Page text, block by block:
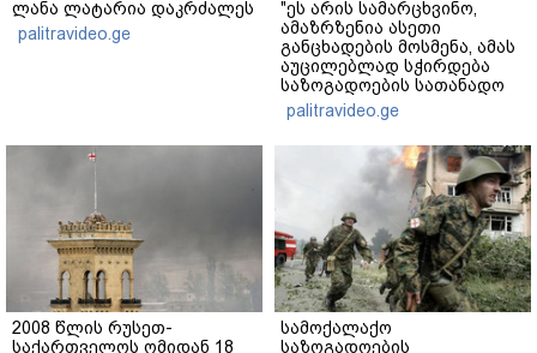
ლანა ლატარია დაკრძალეს
palitravideo.ge
"ეს არის სამარცხვინო,
ამაზრზენია ასეთი
განცხადების მოსმენა, ამას
აუცილებლად სჭირდება
საზოგადოების სათანადო
რეაქცია" - ირაკლი
კობახიძე
palitravideo.ge
2008 წლის რუსეთ-
საქართველოს ომიდან 18
სამოქალაქო
საზოგადოების